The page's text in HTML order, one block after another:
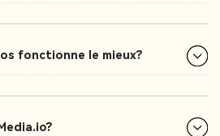
fonctionne le mieux?